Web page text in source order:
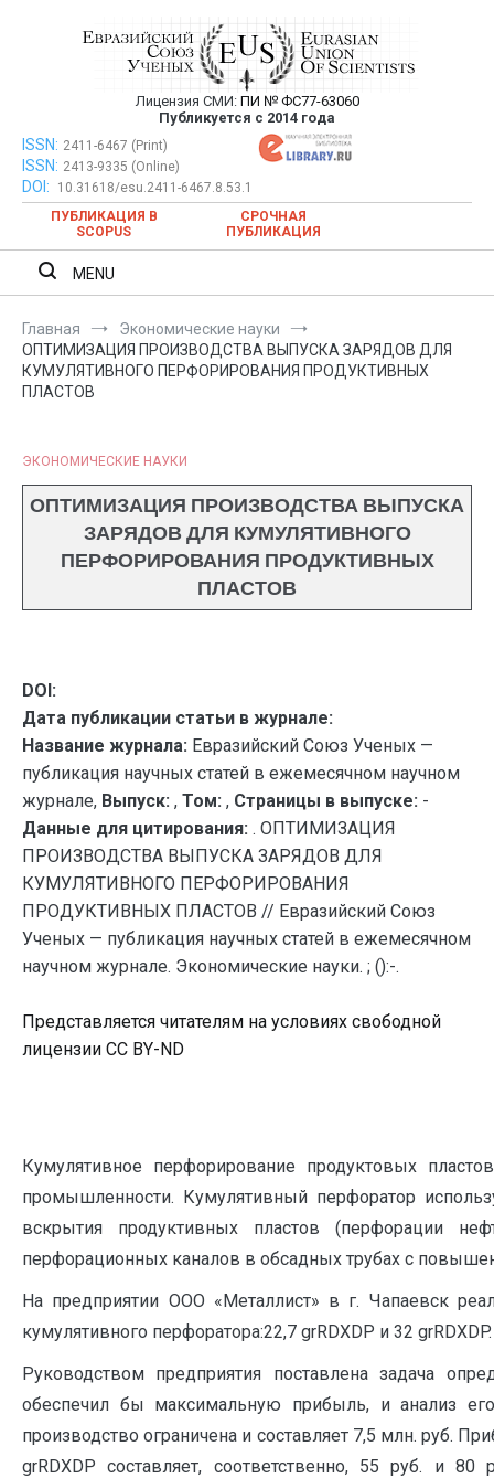
Евразийский Союз Ученых —
публикация научных статей в
ежемесячном научном журнале
Лицензия СМИ: ПИ № ФС77-63060
Публикуется с 2014 года
Евразийский Союз Ученых — публикация научных статей в
ежемесячном научном журнале
ISSN: 2411-6467 (Print)
ISSN: 2413-9335 (Online)
DOI:
10.31618/esu.2411-6467.8.53.1
ПУБЛИКАЦИЯ В
SCOPUS
СРОЧНАЯ
ПУБЛИКАЦИЯ
MENU
Главная
Экономические науки
ОПТИМИЗАЦИЯ ПРОИЗВОДСТВА ВЫПУСКА ЗАРЯДОВ ДЛЯ
КУМУЛЯТИВНОГО ПЕРФОРИРОВАНИЯ ПРОДУКТИВНЫХ
ПЛАСТОВ
ЭКОНОМИЧЕСКИЕ НАУКИ
ОПТИМИЗАЦИЯ ПРОИЗВОДСТВА ВЫПУСКА
ЗАРЯДОВ ДЛЯ КУМУЛЯТИВНОГО
ПЕРФОРИРОВАНИЯ ПРОДУКТИВНЫХ
ПЛАСТОВ
DOI:
Дата публикации статьи в журнале:
Название журнала: Евразийский Союз Ученых —
публикация научных статей в ежемесячном научном
журнале, Выпуск: , Том: , Страницы в выпуске: -
Данные для цитирования: . ОПТИМИЗАЦИЯ
ПРОИЗВОДСТВА ВЫПУСКА ЗАРЯДОВ ДЛЯ
КУМУЛЯТИВНОГО ПЕРФОРИРОВАНИЯ
ПРОДУКТИВНЫХ ПЛАСТОВ // Евразийский Союз
Ученых — публикация научных статей в ежемесячном
научном журнале. Экономические науки. ; ():-.
Представляется читателям на условиях свободной
лицензии CC BY-ND
Кумулятивное перфорирование продуктовых
промышленности. Кумулятивный перфоратор
вскрытия продуктивных пластов (перфорации
перфорационных каналов в обсадных трубах с
На предприятии ООО «Металлист» в г. Чапаевск
кумулятивного перфоратора:22,7 grRDXDP и 32 grRDXDP.
Руководством предприятия поставлена задача
обеспечил бы максимальную прибыль, и анализ
производство ограничена и составляет 7,5 млн. руб.
grRDXDP составляет, соответственно, 55 руб. и